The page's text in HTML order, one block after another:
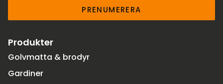
PRENUMERERA
Produkter
Golvmatta & brodyr
Gardiner